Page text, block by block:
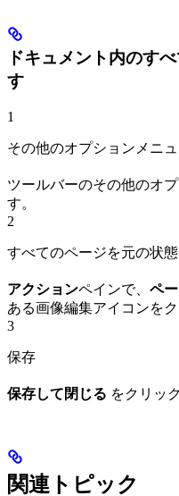
ドキュメント内のす
す
1
その他のオプションメニュ
ツールバーのその他のオ
す。
2
すべてのページを元の状
アクションペインで、 ペ
ある画像編集アイコンをク
3
保存
保存して閉じる をクリッ
関連トピック